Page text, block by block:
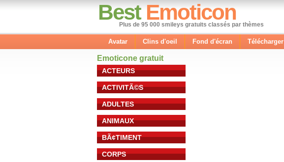
Best Emoticon
Plus de 95 000 smileys gratuits classés par thèmes
Avatar Clins d'oeil Fond d'écran Télécharger
Emoticone gratuit
ACTEURS
ACTIVITÃ©S
ADULTES
ANIMAUX
BÃ¢TIMENT
CORPS